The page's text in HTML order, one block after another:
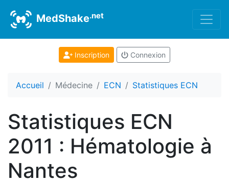
MedShake.net
Inscription Connexion
Accueil Médecine ECN Statistiques ECN
Statistiques ECN
2011 : Hématologie à
Nantes